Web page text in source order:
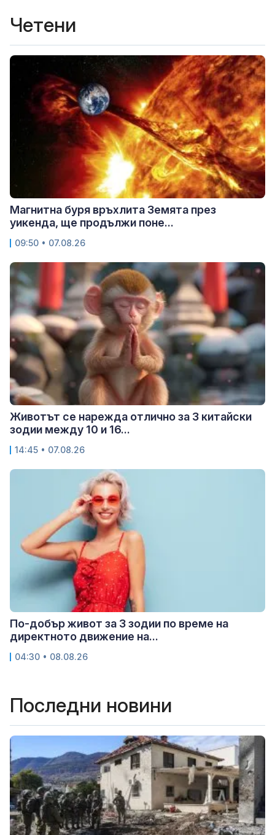
Четени
Магнитна буря връхлита Земята през
уикенда, ще продължи поне...
09:50 • 07.08.26
Животът се нарежда отлично за 3 китайски
зодии между 10 и 16...
14:45 • 07.08.26
По-добър живот за 3 зодии по време на
директното движение на...
04:30 • 08.08.26
Последни новини